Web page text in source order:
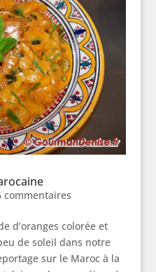
commentaires
d’oranges colorée et
de soleil dans notre
sur le Maroc à la